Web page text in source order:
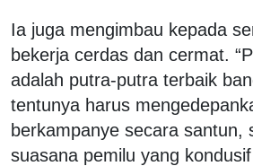
Ia juga mengimbau kepada
bekerja cerdas dan cermat.
adalah putra-putra terbaik
tentunya harus
berkampanye secara santun,
suasana pemilu yang